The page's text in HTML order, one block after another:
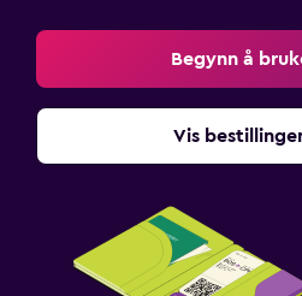
Begynn å
Vis